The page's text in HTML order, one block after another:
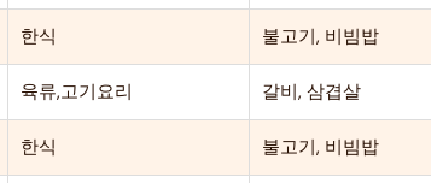
한식 불고기, 비빔밥
육류,고기요리 갈비, 삼겹살
한식 불고기, 비빔밥